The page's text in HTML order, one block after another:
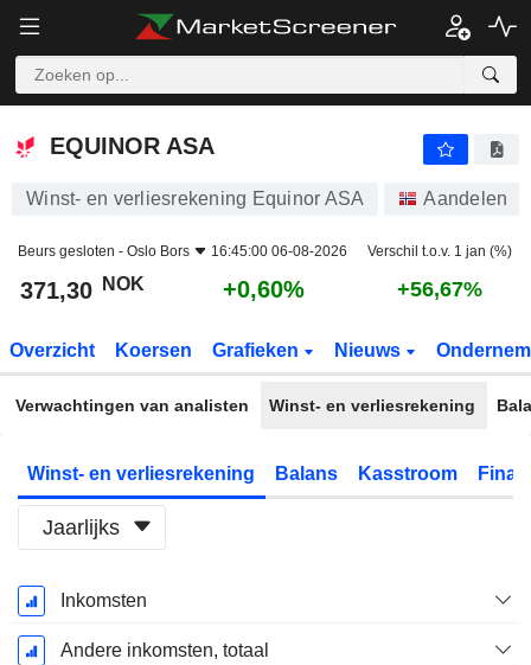
EQUINOR ASA
EQUINOR ASA
Winst- en verliesrekening Equinor ASA Aandelen
Beurs gesloten - Oslo Bors 16:45:00 06-08-2026 Verschil t.o.v. 1 jan (%)
371,30 NOK +0,60% +56,67%
Overzicht Koersen Grafieken Nieuws
Verwachtingen van analisten Winst- en verliesrekening
Winst- en verliesrekening Balans Kasstroom
Jaarlijks
Start
boekjaar:
December
Inkomsten
Andere inkomsten, totaal